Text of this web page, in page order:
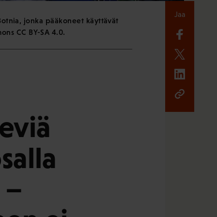
jonka pääkoneet käyttävät
CC BY-SA 4.0.
Jaa